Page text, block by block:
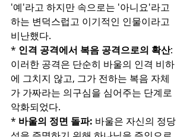
'예'라고 하지만 속으로는 '아니요'라고
하는 변덕스럽고 이기적인 인물이라고
비난했다.
* 인격 공격에서 복음 공격으로의 확산:
이러한 공격은 단순히 바울의 인격 비하
에 그치지 않고, 그가 전하는 복음 자체
가 가짜라는 의구심을 심어주는 단계로
악화되었다.
* 바울의 정면 돌파: 바울은 자신의 정당